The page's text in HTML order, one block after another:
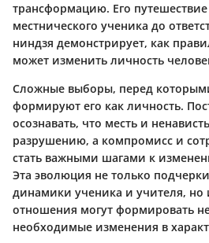
трансформацию. Его
местнического ученика до
ниндзя демонстрирует, как
может изменить личность
Сложные выборы, перед которыми
формируют его как личность.
осознавать, что месть и
разрушению, а компромисс и
стать важными шагами к
Эта эволюция не только
динамики ученика и учителя, но
отношения могут формировать
необходимые изменения в